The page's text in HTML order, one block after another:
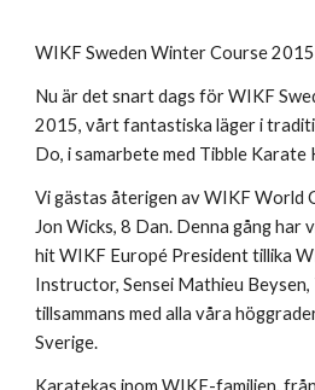
WIKF Sweden Winter Course
Nu är det snart dags för WIKF
2015, vårt fantastiska läger i
Do, i samarbete med Tibble Karate
Vi gästas återigen av WIKF World
Jon Wicks, 8 Dan. Denna gång har
hit WIKF Europé President tillika
Instructor, Sensei Mathieu
tillsammans med alla våra
Sverige.
Karatekas inom WIKF-familjen,